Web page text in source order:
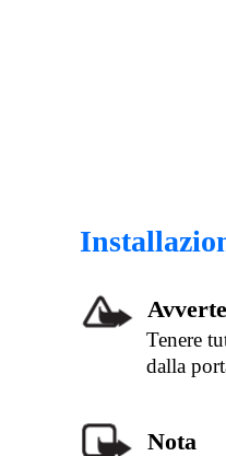
Tenere
dalla
Nota